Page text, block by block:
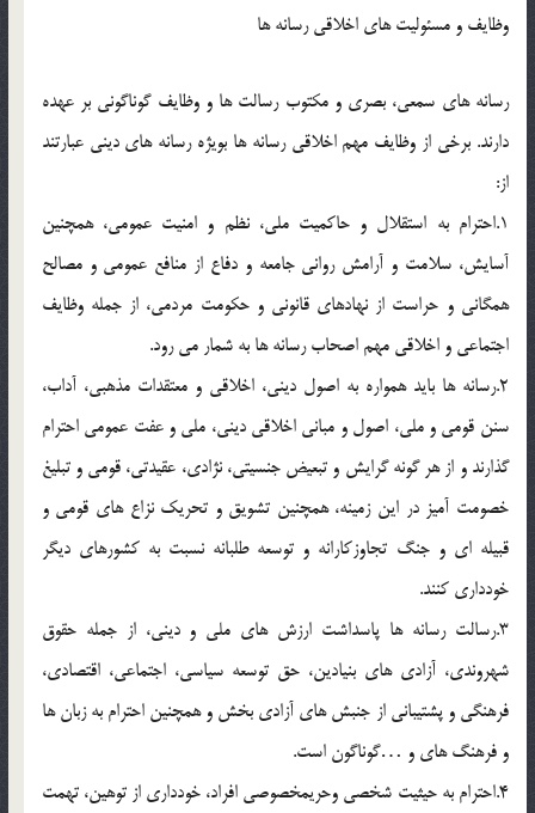
وظايف و مسئوليت هاي اخلاقي رسانه ها
رسانه هاي سمعي، بصري و مکتوب رسالت ها و وظايف گوناگوني بر عهده
دارند. برخي از وظايف مهم اخلاقي رسانه ها بويژه رسانه هاي ديني عبارتند
از:
1.احترام به استقلال و حاکميت ملي، نظم و امنيت عمومي، همچنين
آسايش، سلامت و آرامش رواني جامعه و دفاع از منافع عمومي و مصالح
همگاني و حراست از نهادهاي قانوني و حکومت مردمي، از جمله وظايف
اجتماعي و اخلاقي مهم اصحاب رسانه ها به شمار مي رود.
2.رسانه ها بايد همواره به اصول ديني، اخلاقي و معتقدات مذهبي، آداب،
سنن قومي و ملي، اصول و مباني اخلاقي ديني، ملي و عفت عمومي احترام
گذارند و از هر گونه گرايش و تبعيض جنسيتي، نژادي، عقيدتي، قومي و تبليغ
خصومت آميز در اين زمينه، همچنين تشويق و تحريک نزاع هاي قومي و
قبيله اي و جنگ تجاوزکارانه و توسعه طلبانه نسبت به کشورهاي ديگر
خودداري کنند.
3.رسالت رسانه ها پاسداشت ارزش هاي ملي و ديني، از جمله حقوق
شهروندي، آزادي هاي بنيادين، حق توسعه سياسي، اجتماعي، اقتصادي،
فرهنگي و پشتيباني از جنبش هاي آزادي بخش و همچنين احترام به زبان ها
و فرهنگ هاي و …گوناگون است.
4.احترام به حيثيت شخصي وحريمخصوصي افراد، خودداري از توهين، تهمت